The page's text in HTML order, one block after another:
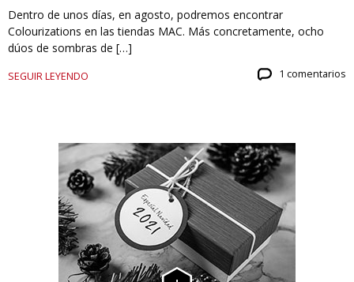
Dentro de unos días, en agosto, podremos encontrar
Colourizations en las tiendas MAC. Más concretamente, ocho
dúos de sombras de […]
SEGUIR LEYENDO 1 comentarios